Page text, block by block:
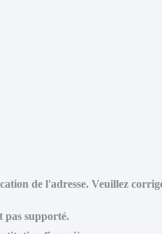
de l'adresse. Veuillez
pas supporté.